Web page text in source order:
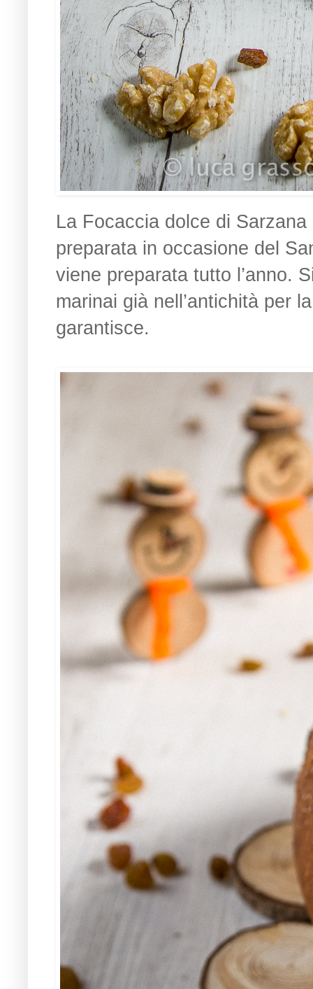
La Focaccia dolce di
preparata in occasione del
viene preparata tutto l’anno.
marinai già nell’antichità per
garantisce.